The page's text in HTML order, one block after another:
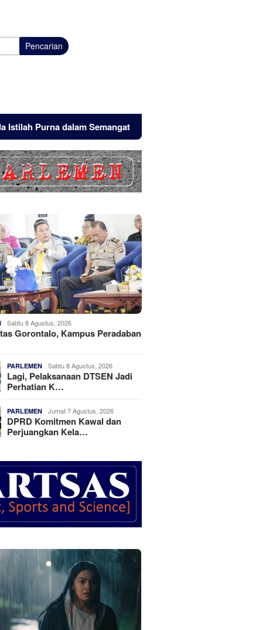
Pencarian
dalam Semangat Pengabdian
Sabtu 8 Agustus, 2026
Gorontalo, Kampus Peradaban
PARLEMEN Sabtu 8 Agustus, 2026
Lagi, Pelaksanaan DTSEN Jadi
Perhatian K…
PARLEMEN Jumat 7 Agustus, 2026
DPRD Komitmen Kawal dan
Perjuangkan Kela…